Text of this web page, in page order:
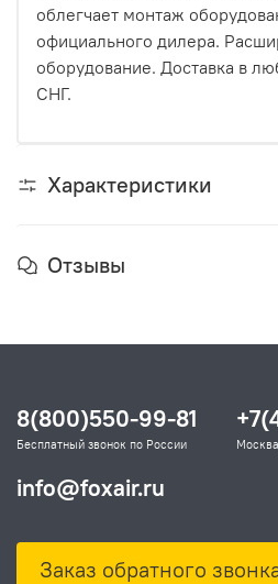
облегчает монтаж
официального дилера.
оборудование. Доставка в
СНГ.
Характеристики
Отзывы
8(800)550-99-81
Бесплатный звонок по России
info@foxair.ru
Заказ обратного